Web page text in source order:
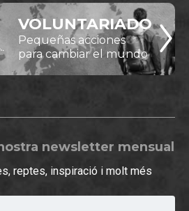
VOLUNTARIADO
Pequeñas acciones
para cambiar el mundo
newsletter mensual
reptes, inspiració i molt més